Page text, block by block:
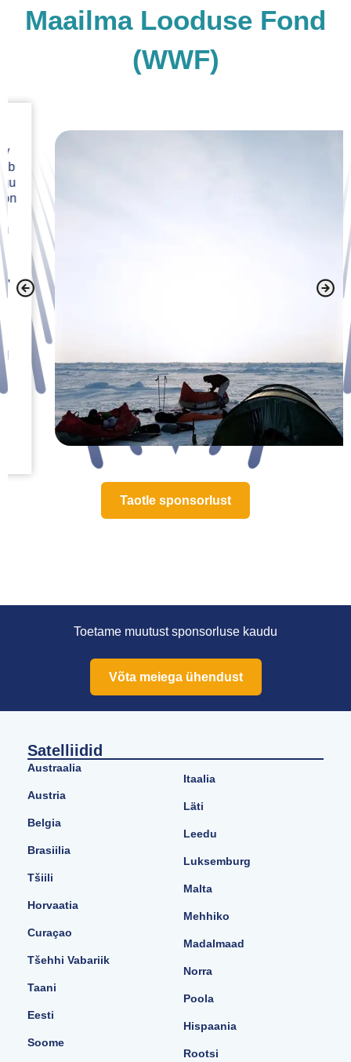
Maailma Looduse Fond
(WWF)
Taotle sponsorlust
Toetame muutust sponsorluse kaudu
Võta meiega ühendust
Satelliidid
Austraalia
Austria
Belgia
Brasiilia
Tšiili
Horvaatia
Curaçao
Tšehhi Vabariik
Taani
Eesti
Soome
Itaalia
Läti
Leedu
Luksemburg
Malta
Mehhiko
Madalmaad
Norra
Poola
Hispaania
Rootsi